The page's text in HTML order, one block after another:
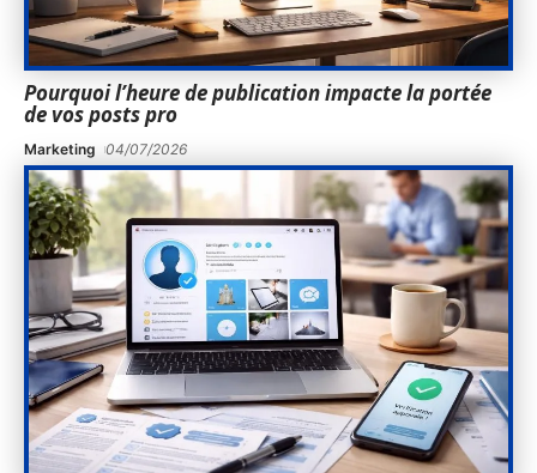
Pourquoi l’heure de publication impacte la portée
de vos posts pro
Marketing 04/07/2026